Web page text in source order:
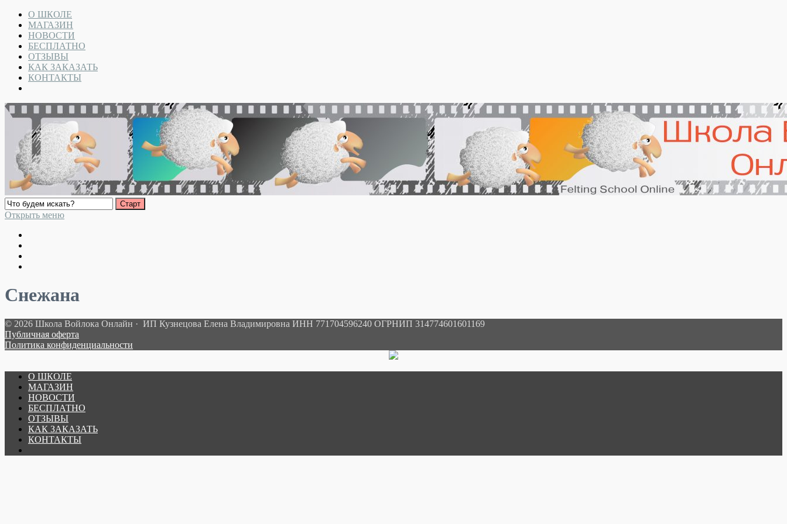
О ШКОЛЕ
МАГАЗИН
НОВОСТИ
БЕСПЛАТНО
ОТЗЫВЫ
КАК ЗАКАЗАТЬ
КОНТАКТЫ
Открыть меню
Снежана
© 2026 Школа Войлока Онлайн · ИП Кузнецова Елена Владимировна ИНН 771704596240 ОГРНИП 314774601601169
Публичная оферта
Политика конфиденциальности
О ШКОЛЕ
МАГАЗИН
НОВОСТИ
БЕСПЛАТНО
ОТЗЫВЫ
КАК ЗАКАЗАТЬ
КОНТАКТЫ